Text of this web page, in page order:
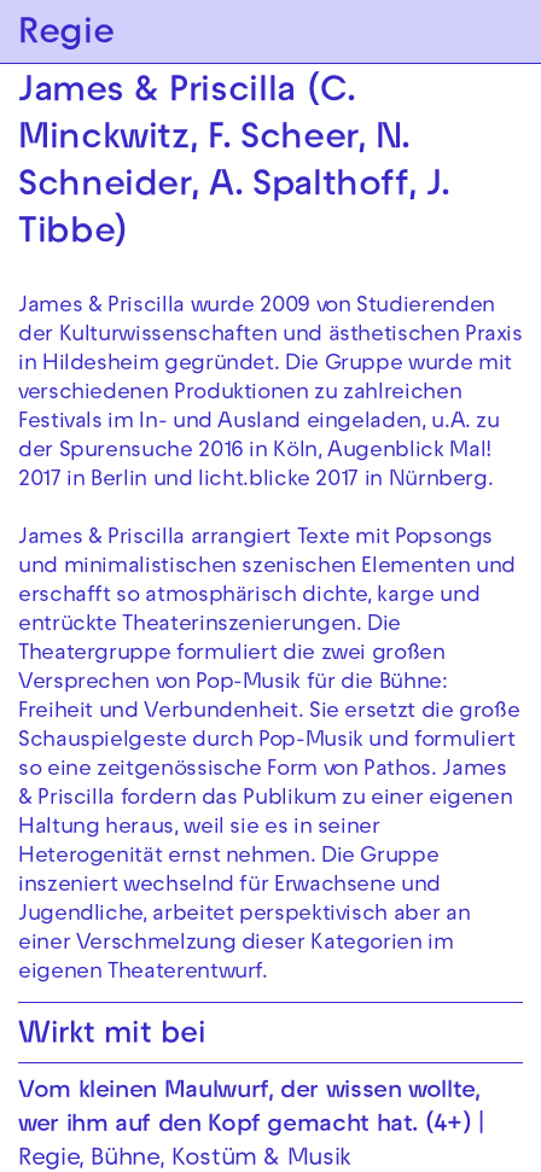
Zur Hauptnavigation springen
Zum Hauptinhalt springen Zum Footer springen
Regie
James & Priscilla (C.
Minckwitz, F. Scheer, N.
Schneider, A. Spalthoff, J.
Tibbe)
James & Priscilla wurde 2009 von Studierenden
der Kulturwissenschaften und ästhetischen Praxis
in Hildesheim gegründet. Die Gruppe wurde mit
verschiedenen Produktionen zu zahlreichen
Festivals im In- und Ausland eingeladen, u.A. zu
der Spurensuche 2016 in Köln, Augenblick Mal!
2017 in Berlin und licht.blicke 2017 in Nürnberg.
James & Priscilla arrangiert Texte mit Popsongs
und minimalistischen szenischen Elementen und
erschafft so atmosphärisch dichte, karge und
entrückte Theaterinszenierungen. Die
Theatergruppe formuliert die zwei großen
Versprechen von Pop-Musik für die Bühne:
Freiheit und Verbundenheit. Sie ersetzt die große
Schauspielgeste durch Pop-Musik und formuliert
so eine zeitgenössische Form von Pathos. James
& Priscilla fordern das Publikum zu einer eigenen
Haltung heraus, weil sie es in seiner
Heterogenität ernst nehmen. Die Gruppe
inszeniert wechselnd für Erwachsene und
Jugendliche, arbeitet perspektivisch aber an
einer Verschmelzung dieser Kategorien im
eigenen Theaterentwurf.
Wirkt mit bei
Vom kleinen Maul­wurf, der wissen wollte,
wer ihm auf den Kopf gemacht hat. (4+)
Regie, Bühne, Kostüm & Musik